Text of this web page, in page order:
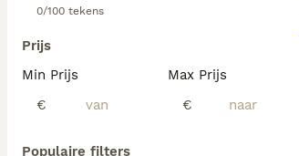
0/100 tekens
Prijs
Min Prijs
€
Max Prijs
€
Populaire filters